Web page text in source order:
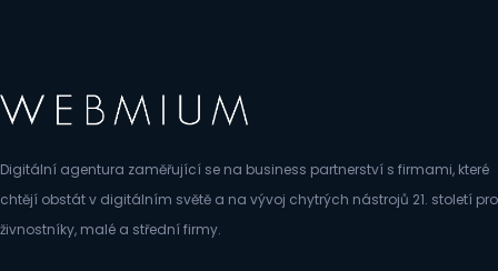
Digitální agentura zaměřující se na business partnerství s firmami, které
chtějí obstát v digitálním světě a na vývoj chytrých nástrojů 21. století pro
živnostníky, malé a střední firmy.